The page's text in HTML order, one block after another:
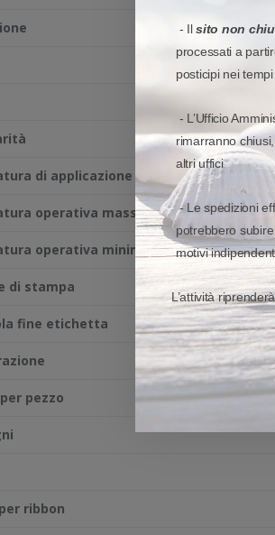
- Ilsito non
processati a
posticipi nei
- L’Ufficio
rimarranno
altri uffici
- Le spedizioni
potrebbero
motivi
L’attività
di applicazione minima
operativa massima
operativa minima
di stampa
fine etichetta
pezzo
ribbon